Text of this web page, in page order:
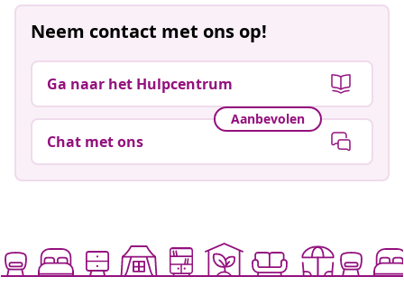
Neem contact met ons op!
Ga naar het Hulpcentrum
Aanbevolen
Chat met ons